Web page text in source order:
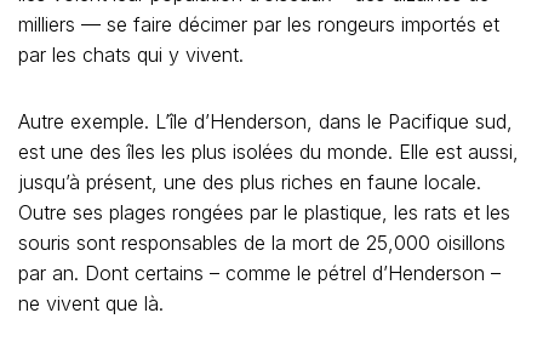
milliers — se faire décimer par les rongeurs importés et
par les chats qui y vivent.
Autre exemple. L’île d’Henderson, dans le Pacifique sud,
est une des îles les plus isolées du monde. Elle est aussi,
jusqu’à présent, une des plus riches en faune locale.
Outre ses plages rongées par le plastique, les rats et les
souris sont responsables de la mort de 25,000 oisillons
par an. Dont certains – comme le pétrel d’Henderson –
ne vivent que là.